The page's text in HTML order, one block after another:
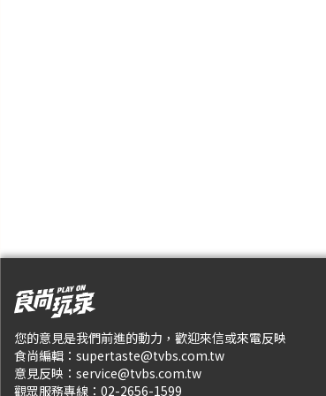
您的意見是我們前進的動力，歡迎來信或來電反映
食尚編輯： supertaste@tvbs.com.tw
意見反映： service@tvbs.com.tw
觀眾服務專線： 02-2656-1599